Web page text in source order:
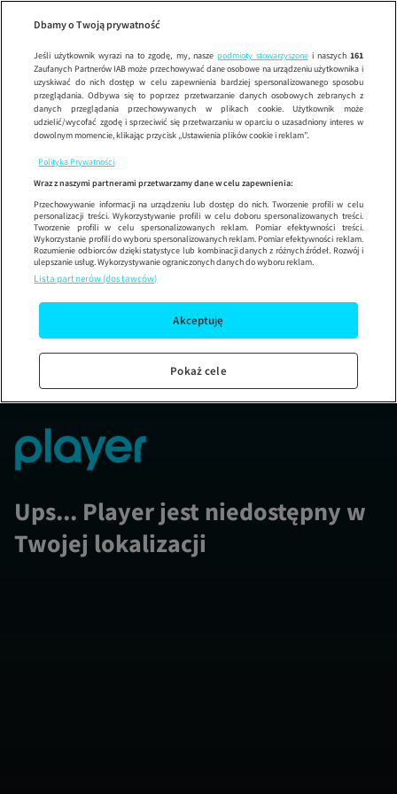
Wypróbuj aplikację mobilną
Korzystaj z łatwiejszej nawigacji i ciesz się szybszym
Ups... Player jest niedostępny w
Twojej lokalizacji
Dbamy o Twoją prywatność
Jeśli użytkownik wyrazi na to zgodę, my, nasze podmioty stowarzyszonei naszych 161
Zaufanych Partnerów IAB może przechowywać dane osobowe na urządzeniu użytkownika i
uzyskiwać do nich dostęp w celu zapewnienia bardziej spersonalizowanego sposobu
przeglądania. Odbywa się to poprzez przetwarzanie danych osobowych zebranych z
danych przeglądania przechowywanych w plikach cookie. Użytkownik może
udzielić/wycofać zgodę i sprzeciwić się przetwarzaniu w oparciu o uzasadniony interes w
dowolnym momencie, klikając przycisk „Ustawienia plików cookie i reklam”.
Polityka Prywatności
Wraz z naszymi partnerami przetwarzamy dane w celu zapewnienia:
Przechowywanie informacji na urządzeniu lub dostęp do nich. Tworzenie profili w celu
personalizacji treści. Wykorzystywanie profili w celu doboru spersonalizowanych treści.
Tworzenie profili w celu spersonalizowanych reklam. Pomiar efektywności treści.
Wykorzystanie profili do wyboru spersonalizowanych reklam. Pomiar efektywności reklam.
Rozumienie odbiorców dzięki statystyce lub kombinacji danych z różnych źródeł. Rozwój i
ulepszanie usług. Wykorzystywanie ograniczonych danych do wyboru reklam.
Lista partnerów (dostawców)
Akceptuję
Pokaż cele